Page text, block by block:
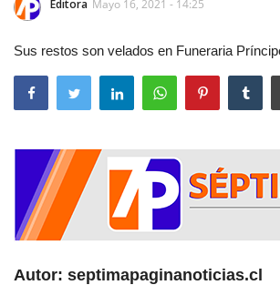
Editora Mayo 16, 2021 - 14:25
Sus restos son velados en Funeraria
Autor: septimapaginanoticias.cl